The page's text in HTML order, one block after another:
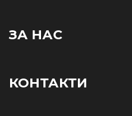
ЗА НАС
КОНТАКТИ